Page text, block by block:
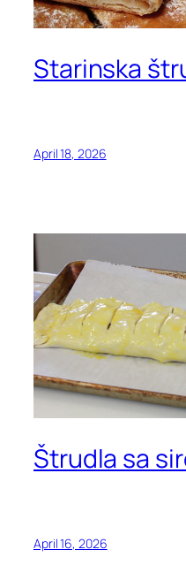
Starinska
April 18, 2026
Štrudla sa
April 16, 2026